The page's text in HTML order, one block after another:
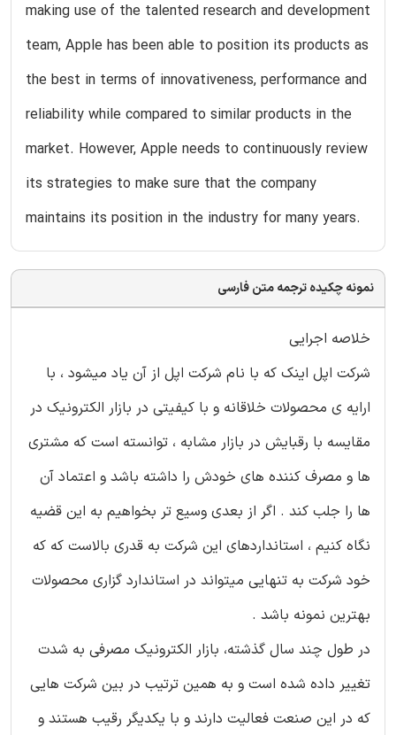
making use of the talented research and development
team, Apple has been able to position its products as
the best in terms of innovativeness, performance and
reliability while compared to similar products in the
market. However, Apple needs to continuously review
its strategies to make sure that the company
maintains its position in the industry for many years.
نمونه چکیده ترجمه متن فارسی
خلاصه اجرایی
شرکت اپل اینک که با نام شرکت اپل از آن یاد میشود ، با
ارایه ی محصولات خلاقانه و با کیفیتی در بازار الکترونیک در
مقایسه با رقبایش در بازار مشابه ، توانسته است که مشتری
ها و مصرف کننده های خودش را داشته باشد و اعتماد آن
ها را جلب کند . اگر از بعدی وسیع تر بخواهیم به این قضیه
نگاه کنیم ، استانداردهای این شرکت به قدری بالاست که که
خود شرکت به تنهایی میتواند در استاندارد گزاری محصولات
بهترین نمونه باشد .
در طول چند سال گذشته، بازار الکترونیک مصرفی به شدت
تغییر داده شده است و به همین ترتیب در بین شرکت هایی
که در این صنعت فعالیت دارند و با یکدیگر رقیب هستند و